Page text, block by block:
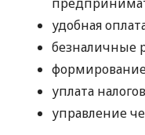
удобная
безналичные
уплата
управление